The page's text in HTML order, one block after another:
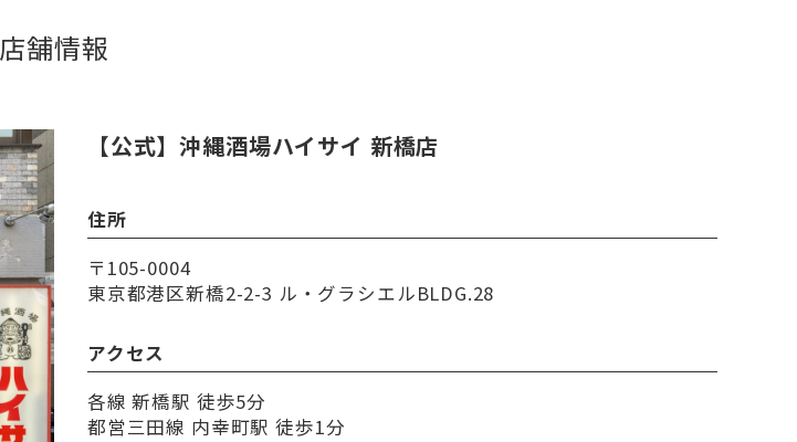
店舗情報
【公式】沖縄酒場ハイサイ 新橋店
住所
〒105-0004
東京都港区新橋2-2-3 ル・グラシエルBLDG.28
アクセス
各線 新橋駅 徒歩5分
都営三田線 内幸町駅 徒歩1分